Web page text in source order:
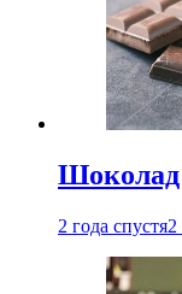
Шоколад
2 года спустя2